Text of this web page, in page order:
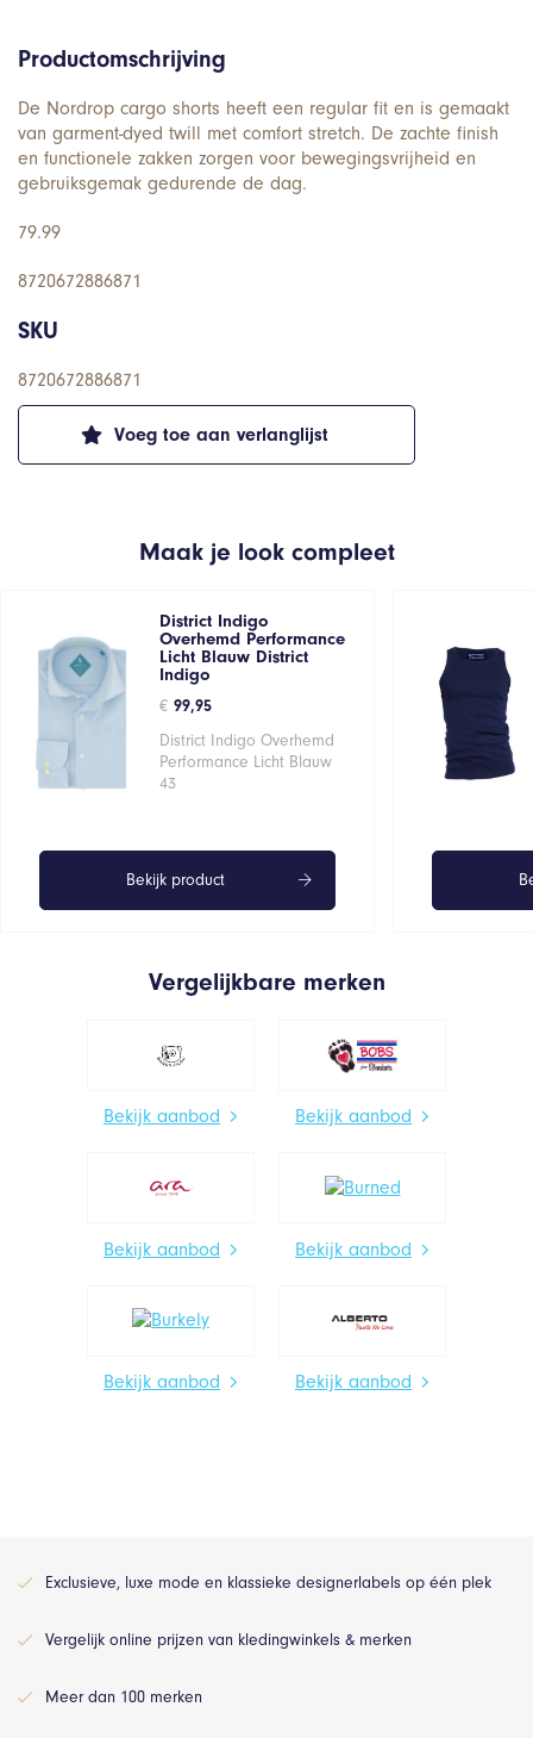
Voeg toe aan verlanglijst
Productomschrijving
De Nordrop cargo shorts heeft een regular fit en is gemaakt
van garment-dyed twill met comfort stretch. De zachte finish
en functionele zakken zorgen voor bewegingsvrijheid en
gebruiksgemak gedurende de dag.
79.99
8720672886871
SKU
8720672886871
Maak je look compleet
District Indigo
Overhemd Performance
Licht Blauw District
Indigo
€ 99,95
District Indigo Overhemd
Performance Licht Blauw
43
Bekijk product
Vergelijkbare merken
Bekijk aanbod Bekijk aanbod
Bekijk aanbod Bekijk aanbod
Bekijk aanbod Bekijk aanbod
Exclusieve, luxe mode en klassieke designerlabels op één plek
Vergelijk online prijzen van kledingwinkels & merken
Meer dan 100 merken